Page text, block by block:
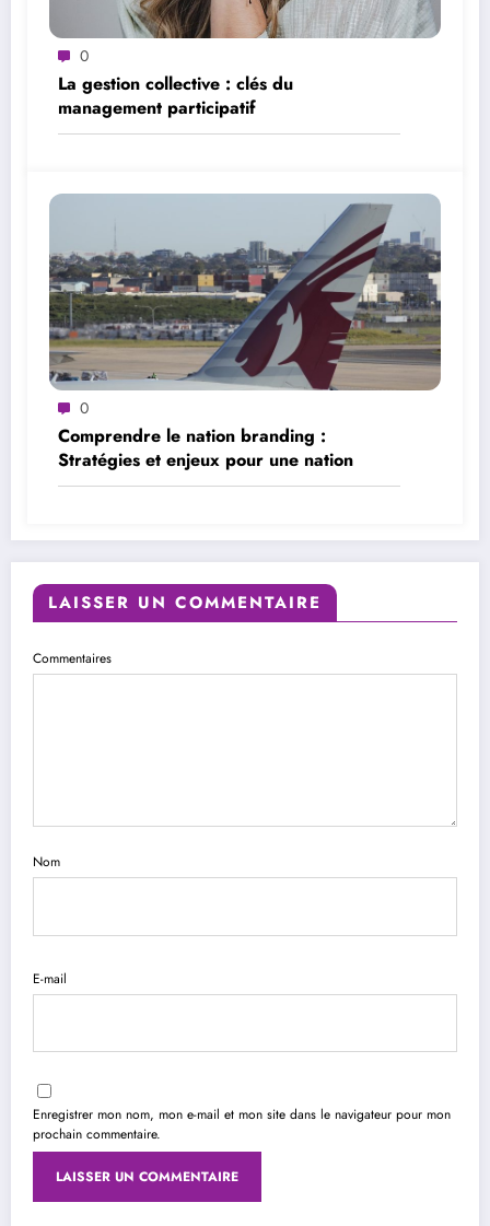
0
La gestion collective : clés du
management participatif
0
Comprendre le nation branding :
Stratégies et enjeux pour une nation
LAISSER UN COMMENTAIRE
Commentaires
Nom
E-mail
Enregistrer mon nom, mon e-mail et mon site dans le navigateur pour mon
prochain commentaire.